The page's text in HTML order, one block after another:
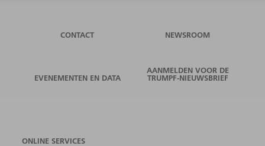
CONTACT NEWSROOM
EVENEMENTEN EN DATA
AANMELDEN VOOR DE
TRUMPF-NIEUWSBRIEF
ONLINE SERVICES